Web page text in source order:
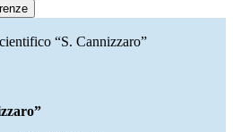
“S. Cannizzaro”